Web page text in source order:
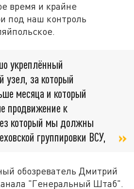
время и крайне
под наш контроль
укреплённый
узел, за который
месяца и который
продвижение к
который мы должны
группировки ВСУ,
обозреватель Дмитрий
"Генеральный Штаб".